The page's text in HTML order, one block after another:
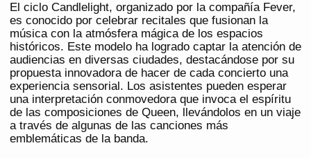
El ciclo Candlelight, organizado por la compañía Fever,
es conocido por celebrar recitales que fusionan la
música con la atmósfera mágica de los espacios
históricos. Este modelo ha logrado captar la atención de
audiencias en diversas ciudades, destacándose por su
propuesta innovadora de hacer de cada concierto una
experiencia sensorial. Los asistentes pueden esperar
una interpretación conmovedora que invoca el espíritu
de las composiciones de Queen, llevándolos en un viaje
a través de algunas de las canciones más
emblemáticas de la banda.